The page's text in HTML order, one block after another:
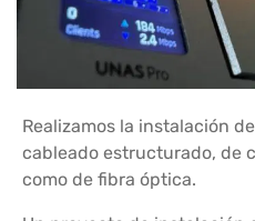
Realizamos la instalación
cableado estructurado, de
como de fibra óptica.